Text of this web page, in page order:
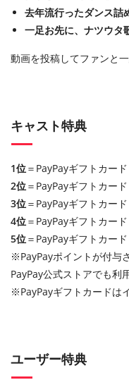
去年流行ったダンス詰
一足お先に、ナツウタ
動画を投稿してファンと
キャスト特典
1位＝PayPayギフトカー
2位＝PayPayギフトカー
3位＝PayPayギフトカー
4位＝PayPayギフトカー
5位＝PayPayギフトカー
※PayPayポイントが付与
PayPay公式ストアでも利
※PayPayギフトカードは
ユーザー特典